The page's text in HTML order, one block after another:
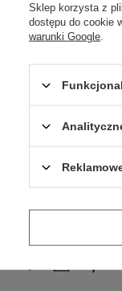
Sklep korzysta z
dostępu do cookie
warunki Google